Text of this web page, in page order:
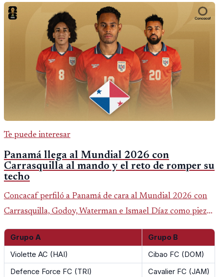
Te puede interesar
Panamá llega al Mundial 2026 con
Carrasquilla al mando y el reto de romper su
techo
Concacaf perfiló a Panamá de cara al Mundial 2026 con
Carrasquilla, Godoy, Waterman e Ismael Díaz como piezas
centrales en un grupo que también incluye a Inglaterra,
Croacia y Ghana.
Grupo A
Grupo B
Violette AC (HAI)
Cibao FC (DOM)
Defence Force FC (TRI)
Cavalier FC (JAM)